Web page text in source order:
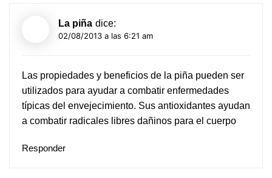
La piña dice:
02/08/2013 a las 6:21 am
Las propiedades y beneficios de la piña pueden ser
utilizados para ayudar a combatir enfermedades
típicas del envejecimiento. Sus antioxidantes ayudan
a combatir radicales libres dañinos para el cuerpo
Responder